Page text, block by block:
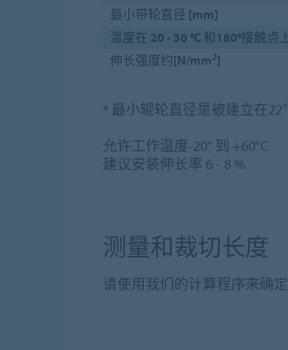
最小带轮直径 [mm]
温度在 20 - 30 °C 和180°接触
伸长强度约[N/mm 2]
* 最小辊轮直径是被建立在
允许工作温度-20° 到 +60°C
建议安装伸长率 6 - 8 %
测量和裁切长度
请使用我们的计算程序来确